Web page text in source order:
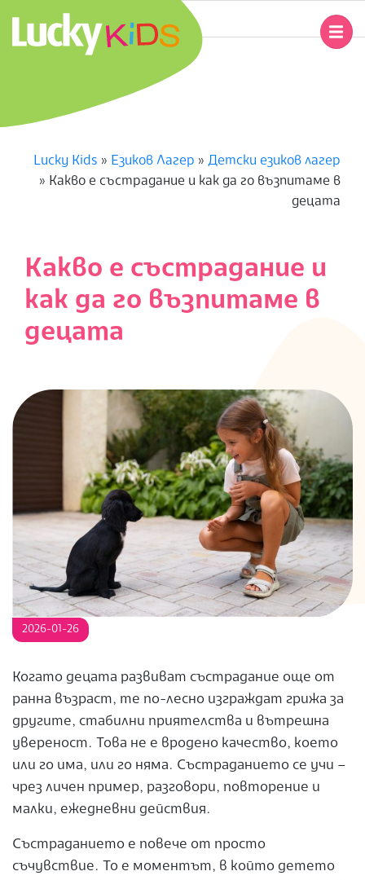
content
U
C
K
S
Lucky Kids » Езиков Лагер » Детски езиков лагер
» Какво е състрадание и как да го възпитаме в
децата
Какво е състрадание и
как да го възпитаме в
децата
2026-01-26
Когато децата развиват състрадание още от
ранна възраст, те по-лесно изграждат грижа за
другите, стабилни приятелства и вътрешна
увереност. Това не е вродено качество, което
или го има, или го няма. Състраданието се учи –
чрез личен пример, разговори, повторение и
малки, ежедневни действия.
Състраданието е повече от просто
съчувствие. То е моментът, в който детето